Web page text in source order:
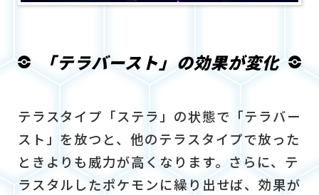
「テラバースト」の効果が変化
テラスタイプ「ステラ」の状態で「テラバー
スト」を放つと、他のテラスタイプで放った
ときよりも威力が高くなります。さらに、テ
ラスタルしたポケモンに繰り出せば、効果が